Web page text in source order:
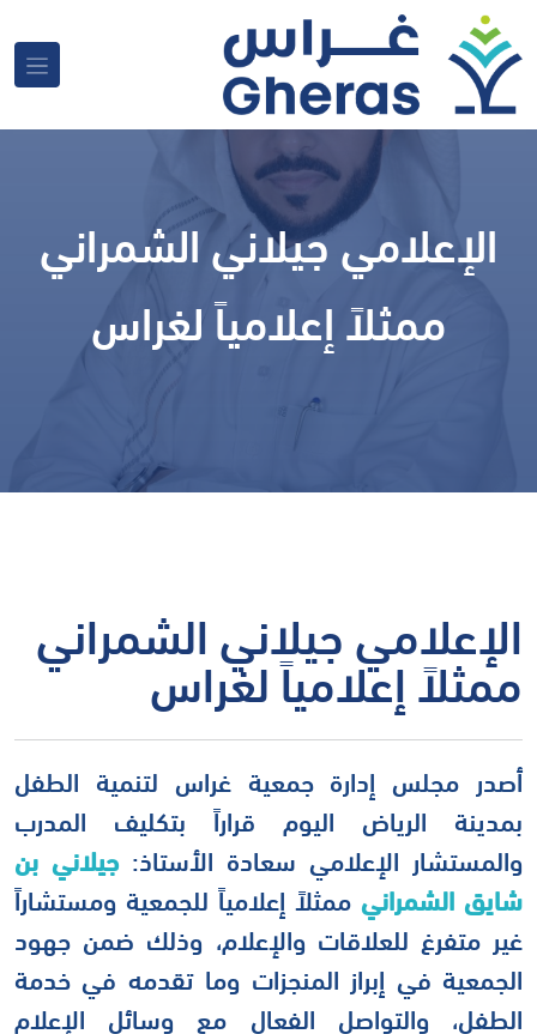
الإعلامي جيلاني الشمراني
ممثلاً إعلامياً لغراس
الإعلامي جيلاني الشمراني
ممثلاً إعلامياً لغراس
أصدر مجلس إدارة جمعية غراس لتنمية الطفل
بمدينة الرياض اليوم قراراً بتكليف المدرب
والمستشار الإعلامي سعادة الأستاذ:جيلاني بن
شايق الشمراني ممثلاً إعلامياً للجمعية ومستشاراً
غير متفرغ للعلاقات والإعلام، وذلك ضمن جهود
الجمعية في إبراز المنجزات وما تقدمه في خدمة
الطفل، والتواصل الفعال مع وسائل الإعلام